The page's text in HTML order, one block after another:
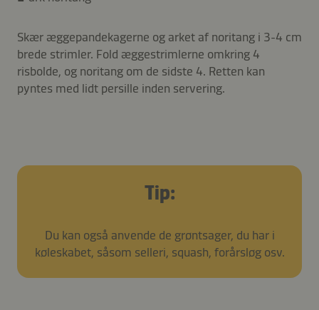
Skær æggepandekagerne og arket af noritang i 3-4 cm
brede strimler. Fold æggestrimlerne omkring 4
risbolde, og noritang om de sidste 4. Retten kan
pyntes med lidt persille inden servering.
Tip:
Du kan også anvende de grøntsager, du har i
køleskabet, såsom selleri, squash, forårsløg osv.